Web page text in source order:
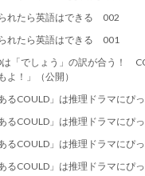
れたら英語はできる 002
れたら英語はできる 001
「でしょう」の訳が合う！
よ！」（公開）
あるCOULD」は推理ドラマに
あるCOULD」は推理ドラマに
あるCOULD」は推理ドラマに
あるCOULD」は推理ドラマに